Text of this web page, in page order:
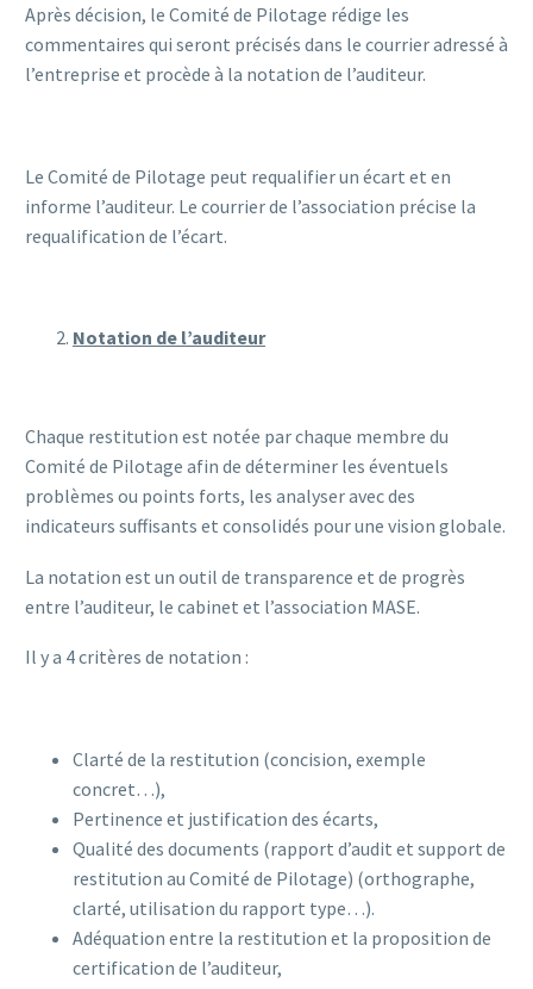
Après décision, le Comité de Pilotage rédige les
commentaires qui seront précisés dans le courrier adressé à
l’entreprise et procède à la notation de l’auditeur.
Le Comité de Pilotage peut requalifier un écart et en
informe l’auditeur. Le courrier de l’association précise la
requalification de l’écart.
Notation de l’auditeur
Chaque restitution est notée par chaque membre du
Comité de Pilotage afin de déterminer les éventuels
problèmes ou points forts, les analyser avec des
indicateurs suffisants et consolidés pour une vision globale.
La notation est un outil de transparence et de progrès
entre l’auditeur, le cabinet et l’association MASE.
Il y a 4 critères de notation :
Clarté de la restitution (concision, exemple
concret…),
Pertinence et justification des écarts,
Qualité des documents (rapport d’audit et support de
restitution au Comité de Pilotage) (orthographe,
clarté, utilisation du rapport type…).
Adéquation entre la restitution et la proposition de
certification de l’auditeur,